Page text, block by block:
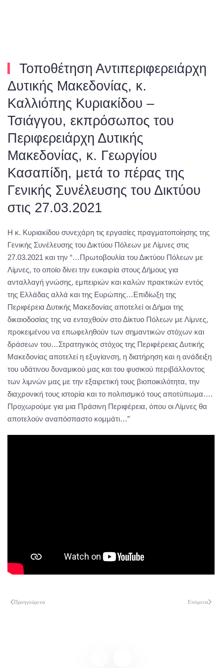
Τοποθέτηση Αντιπεριφερειάρχη
Δυτικής Μακεδονίας, κ.
Καλλιόπης Κυριακίδου –
Τσιάγγου, εκπρόσωπος του
Περιφερειάρχη Δυτικής
Μακεδονίας, κ. Γεωργίου
Κασαπίδη, μετά το πέρας της
Γενικής Συνέλευσης του Δικτύου
στις 27.03.2021
Η κ. Κυριακίδου συνεχάρη τις εργασίες πραγματοποίησης της
Γενικής Συνέλευσης του Δικτύου Πόλεων με Λίμνες στις
27.03.2021 και την “…Πρωτοβουλία του Δικτύου Πόλεων με
Λίμνες, το οποίο δίνει την ευκαιρία στους Δήμους για
ανταλλαγή γνώσης, εμπειριών και καλών πρακτικών εντός
της Ελλάδας αλλά και της Ευρώπης…Επιδίωξη της
Περιφέρεια Δυτικής Μακεδονίας αποτελεί οι Δήμοι της
δικαιοδοσίας της να ενταχθούν στο Δίκτυο Πόλεων με Λίμνες,
προκειμένου να επωφεληθούν των σημαντικών στόχων και
δράσεων του…Στρατηγικός στόχος της Περιφέρειας Δυτικής
Μακεδονίας αποτελεί η εξυγίανση, η διατήρηση και η ανάδειξη
του υδάτινου δυναμικού μας και του φυσικού περιβάλλοντος
των λιμνών μας με την εξαιρετική τους βιοποικιλότητα, την
διαχρονική τους ιστορία και το πολιτισμικό τους αποτύπωμα….
Προχωρούμε για μια Πράσινη Περιφέρεια, όπου οι Λίμνες θα
αποτελούν αναπόσπαστο κομμάτι…”
Προηγούμενα Επόμενα